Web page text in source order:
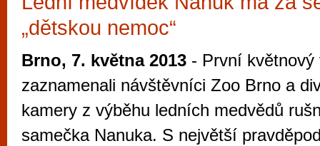
„dětskou nemoc“
Brno, 7. května 2013 - První květnový
zaznamenali návštěvníci Zoo Brno a
kamery z výběhu ledních medvědů
samečka Nanuka. S největší
Průvodce
Brno je
zajímavé
restaurace,
Mimo jiné je ale také místem, kde si